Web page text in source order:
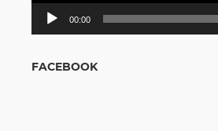
00:00
FACEBOOK